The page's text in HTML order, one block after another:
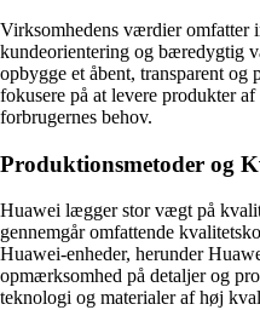
Virksomhedens værdier omfatter
kundeorientering og bæredygtig
opbygge et åbent, transparent
fokusere på at levere produkter
forbrugernes behov.
Produktionsmetoder og
Huawei lægger stor vægt på
gennemgår omfattende
Huawei-enheder, herunder
opmærksomhed på detaljer og
teknologi og materialer af høj